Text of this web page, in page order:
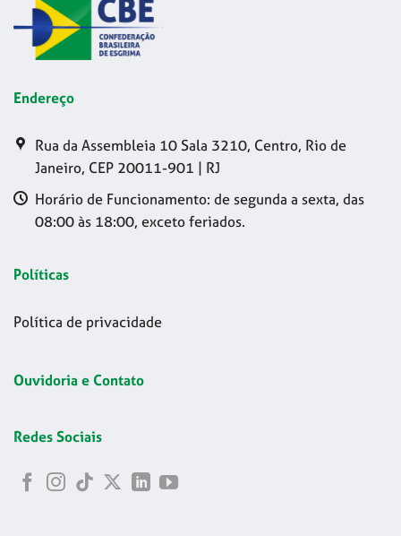
Endereço
Rua da Assembleia 10 Sala 3210, Centro, Rio de
Janeiro, CEP 20011-901 | RJ
Horário de Funcionamento: de segunda a sexta, das
08:00 às 18:00, exceto feriados.
Políticas
Política de privacidade
Ouvidoria e Contato
Redes Sociais